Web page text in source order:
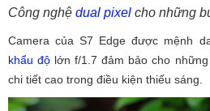
Công nghệ dual pixel cho những
Camera của S7 Edge được mệnh
khẩu độ lớn f/1.7 đảm bảo cho
chi tiết cao trong điều kiện thiếu sáng.